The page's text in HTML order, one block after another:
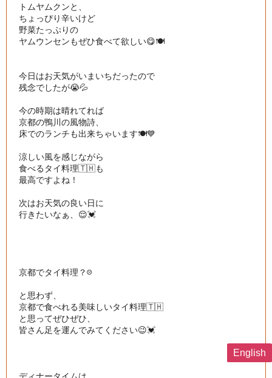
トムヤムクンと、
ちょっぴり辛いけど
野菜たっぷりの
ヤムウンセンもぜひ食べて欲しい😋🍽
今日はお天気がいまいちだったので
残念でしたが😭💦
今の時期は晴れてれば
京都の鴨川の風物詩、
床でのランチも出来ちゃいます🍽💙
涼しい風を感じながら
食べるタイ料理🇹🇭も
最高ですよね！
次はお天気の良い日に
行きたいなぁ、😌💓
京都でタイ料理？☹️
と思わず、
京都で食べれる美味しいタイ料理🇹🇭
と思ってぜひぜひ、
皆さん足を運んでみてください😉💓
English